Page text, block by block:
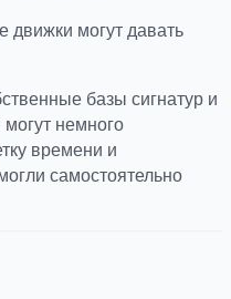
могут давать
базы сигнатур и
немного
времени и
самостоятельно